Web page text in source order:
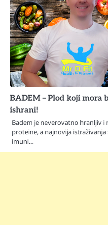
BADEM – Plod koji mora
ishrani!
Badem je neverovatno hranljiv
proteine, a najnovija
imuni…